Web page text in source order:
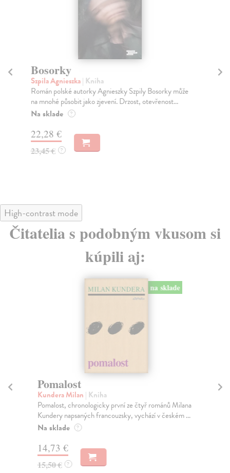
Bosorky
Szpila Agnieszka| Kniha
Román polské autorky Agnieszky Szpily Bosorky může
na mnohé působit jako zjevení. Drzost, otevřenost...
Na sklade ?
22,28 €
23,45 € ?
High-contrast mode
Čitatelia s podobným vkusom si
kúpili aj:
na sklade
Pomalost
Kundera Milan| Kniha
Pomalost, chronologicky první ze čtyř románů Milana
Kundery napsaných francouzsky, vychází v českém ...
Na sklade ?
14,73 €
15,50 € ?